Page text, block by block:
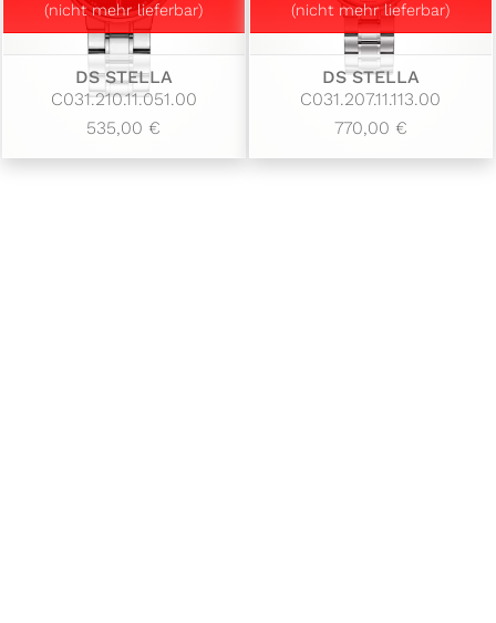
DS STELLA
C031.210.11.051.00
535,00 €
(nicht mehr lieferbar)
DS STELLA
C031.207.11.113.00
770,00 €
(nicht mehr lieferbar)